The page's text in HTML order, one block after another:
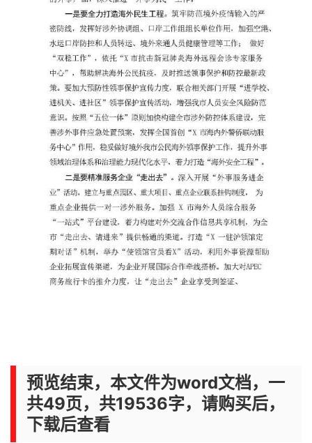
预览结束，本文件为word文档，一
共49页，共19536字，请购买后，
下载后查看